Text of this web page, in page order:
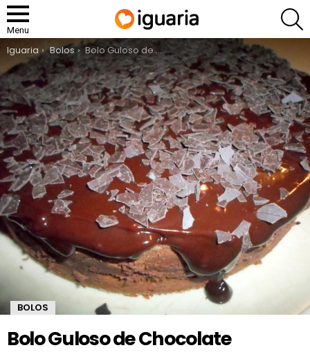
Menu
You are here:
Iguaria Bolos Bolo Guloso de Chocolate
BOLOS
Bolo Guloso de Chocolate